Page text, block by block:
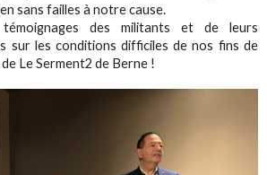
sans failles à notre cause.
des militants et de leurs
sur les conditions difficiles de nos fins de
Le Serment2 de Berne !